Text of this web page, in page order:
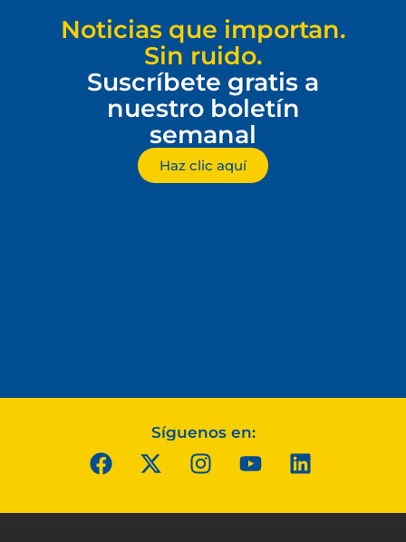
Noticias que importan.
Sin ruido.
Suscríbete gratis a
nuestro boletín
semanal
Haz clic aquí
Síguenos en: